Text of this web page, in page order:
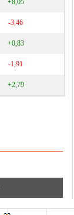
+8,05
-3,46
+0,83
-1,91
+2,79